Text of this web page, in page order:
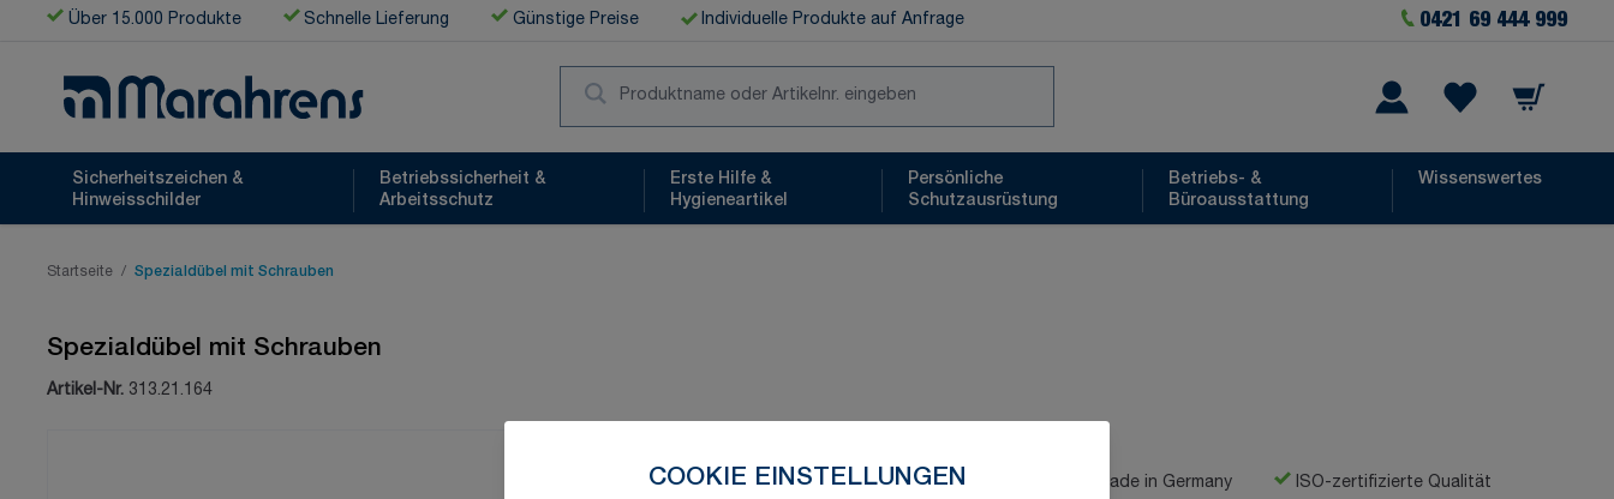
COOKIE EINSTELLUNGEN
Zum Inhalt springen
Über 15.000 Produkte Schnelle Lieferung Günstige Preise Individuelle Produkte auf Anfrage 0421 69 444 999
Warenkorb
Sicherheitszeichen &
Hinweisschilder
Betriebssicherheit &
Arbeitsschutz
Erste Hilfe &
Hygieneartikel
Persönliche
Schutzausrüstung
Betriebs- &
Büroausstattung
Wissenswertes
Startseite / Spezialdübel mit Schrauben
Spezialdübel mit Schrauben
Artikel-Nr. 313.21.164
Schnelle Lieferung Made in Germany ISO-zertifizierte Qualität